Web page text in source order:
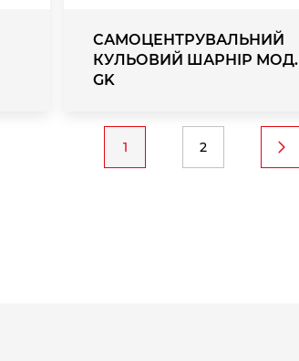
САМОЦЕНТРУВАЛЬНИЙ
КУЛЬОВИЙ ШАРНІР МОД.
GK
Current
page
1 Page
2